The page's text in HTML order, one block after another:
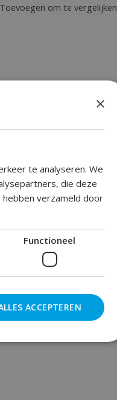
Toevoegen om te vergelijken
×
te analyseren. We
die deze
verzameld door
Functioneel
ACCEPTEREN